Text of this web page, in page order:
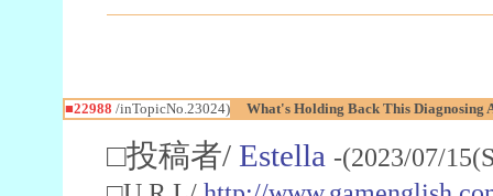
■22988 /inTopicNo.23024) What's Holding Back This Diagnosing
□投稿者/ Estella -(2023/07/